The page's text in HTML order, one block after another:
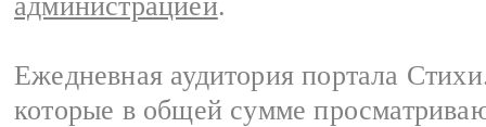
Ежедневная аудитория портала
которые в общей сумме